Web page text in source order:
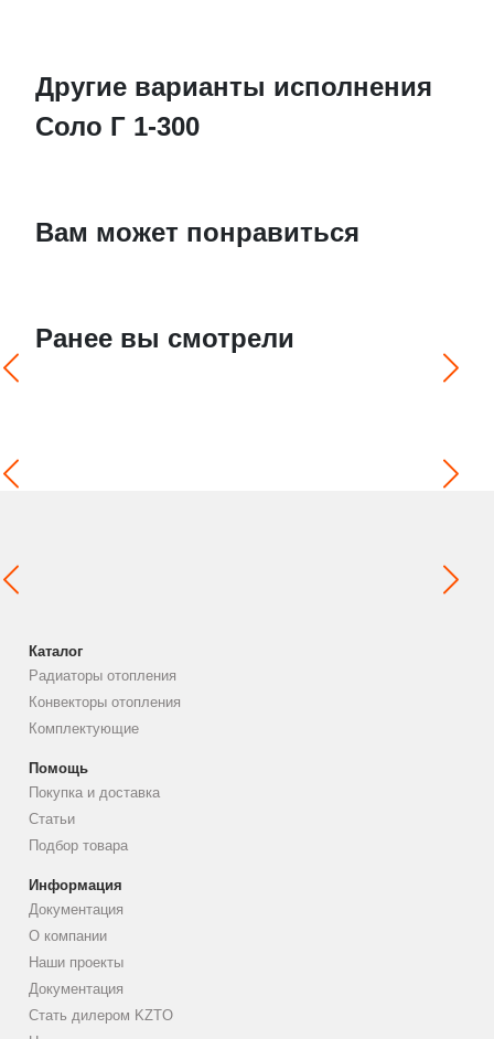
Другие варианты исполнения
Соло Г 1-300
Вам может понравиться
Ранее вы смотрели
Каталог
Радиаторы отопления
Конвекторы отопления
Комплектующие
Помощь
Покупка и доставка
Статьи
Подбор товара
Информация
Документация
О компании
Наши проекты
Документация
Стать дилером KZTO